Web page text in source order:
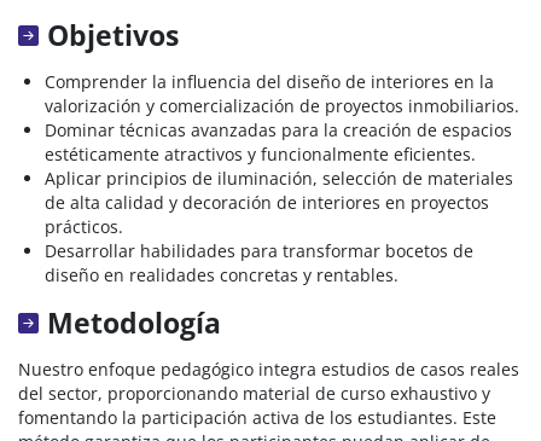
Objetivos
Comprender la influencia del diseño de interiores en la
valorización y comercialización de proyectos inmobiliarios.
Dominar técnicas avanzadas para la creación de espacios
estéticamente atractivos y funcionalmente eficientes.
Aplicar principios de iluminación, selección de materiales
de alta calidad y decoración de interiores en proyectos
prácticos.
Desarrollar habilidades para transformar bocetos de
diseño en realidades concretas y rentables.
Metodología
Nuestro enfoque pedagógico integra estudios de casos reales
del sector, proporcionando material de curso exhaustivo y
fomentando la participación activa de los estudiantes. Este